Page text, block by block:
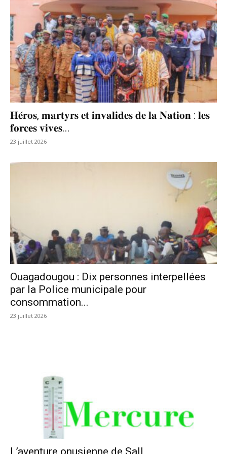
𝐇𝐞́𝐫𝐨𝐬, 𝐦𝐚𝐫𝐭𝐲𝐫𝐬 𝐞𝐭 𝐢𝐧𝐯𝐚𝐥𝐢𝐝𝐞𝐬 𝐝𝐞 𝐥𝐚 𝐍𝐚𝐭𝐢𝐨𝐧 : 𝐥𝐞𝐬
𝐟𝐨𝐫𝐜𝐞𝐬 𝐯𝐢𝐯𝐞𝐬...
23 juillet 2026
Ouagadougou : Dix personnes interpellées
par la Police municipale pour
consommation...
23 juillet 2026
L’aventure onusienne de Sall